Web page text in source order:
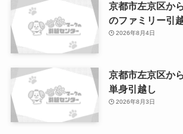
京都市左京区か
のファミリー引
2026年8月4日
京都市左京区か
単身引越し
2026年8月3日